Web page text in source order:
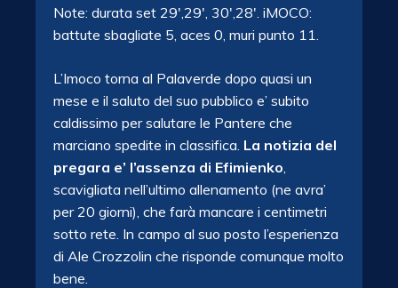
Note: durata set 29′,29′, 30′,28′. iMOCO:
battute sbagliate 5, aces 0, muri punto 11.
L’Imoco torna al Palaverde dopo quasi un
mese e il saluto del suo pubblico e’ subito
caldissimo per salutare le Pantere che
marciano spedite in classifica. La notizia del
pregara e’ l’assenza di Efimienko,
scavigliata nell’ultimo allenamento (ne avra’
per 20 giorni), che farà mancare i centimetri
sotto rete. In campo al suo posto l’esperienza
di Ale Crozzolin che risponde comunque molto
bene.